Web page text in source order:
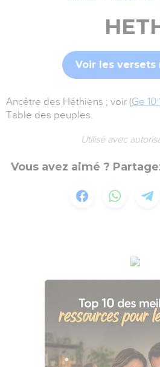
Voir les versets
Ancêtre des Héthiens ; voir (Ge
Table des peuples.
Utilisé avec
Vous avez aimé ?